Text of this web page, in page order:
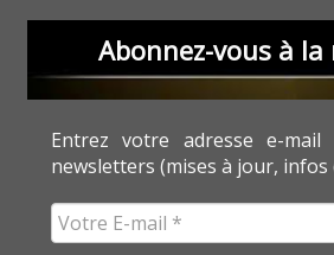
Abonnez-vous à
Entrez votre adresse e-
newsletters (mises à jour, infos